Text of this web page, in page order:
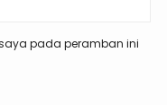
pada peramban ini